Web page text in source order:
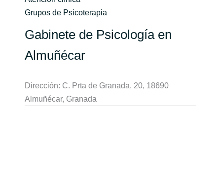
Grupos de Psicoterapia
Gabinete de Psicología en
Almuñécar
Dirección: C. Prta de Granada, 20, 18690
Almuñécar, Granada